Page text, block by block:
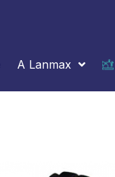
A Lanmax